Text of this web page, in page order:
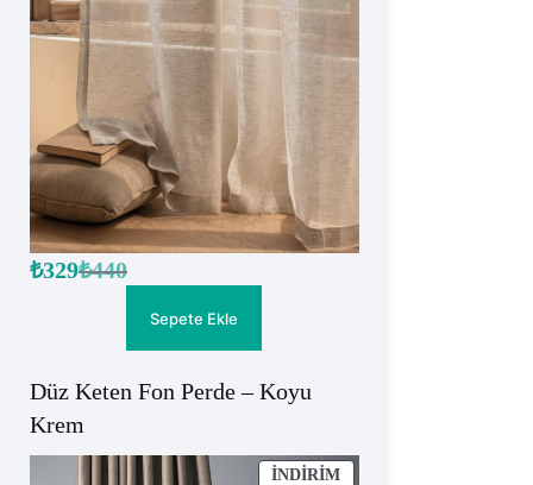
₺440
Orijinal
₺329Şu
Sepete Ekle
Düz Keten Fon Perde – Koyu
Krem
İNDIRIMİNDIRIMDEKI